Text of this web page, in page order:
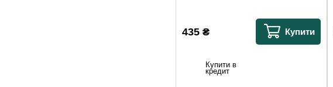
435 ₴ Купити
Купити в
кредит